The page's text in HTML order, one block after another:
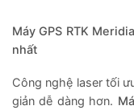
Máy GPS RTK
nhất
Công nghệ laser tối
giản dễ dàng hơn.